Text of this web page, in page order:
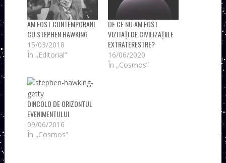
AM FOST CONTEMPORANI
CU STEPHEN HAWKING
15/03/2018
În „Editorial”
DE CE NU AM FOST
VIZITAȚI DE CIVILIZAȚIILE
EXTRATERESTRE?
16/06/2020
În „Cosmos”
DINCOLO DE ORIZONTUL
EVENIMENTULUI
09/06/2016
În „Cosmos”